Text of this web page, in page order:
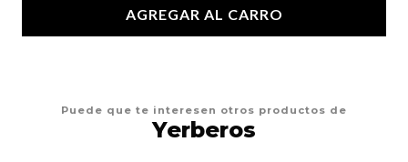
AGREGAR AL CARRO
Puede que te interesen otros productos de
Yerberos